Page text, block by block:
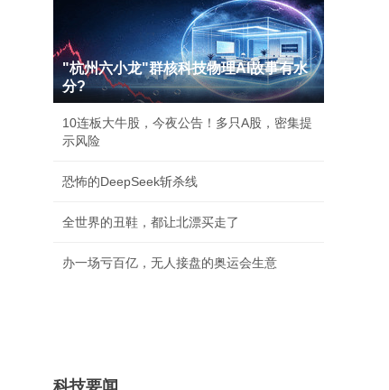
"杭州六小龙"群核科技物理AI故事有水
分?
10连板大牛股，今夜公告！多只A股，密集提
示风险
恐怖的DeepSeek斩杀线
全世界的丑鞋，都让北漂买走了
办一场亏百亿，无人接盘的奥运会生意
科技要闻